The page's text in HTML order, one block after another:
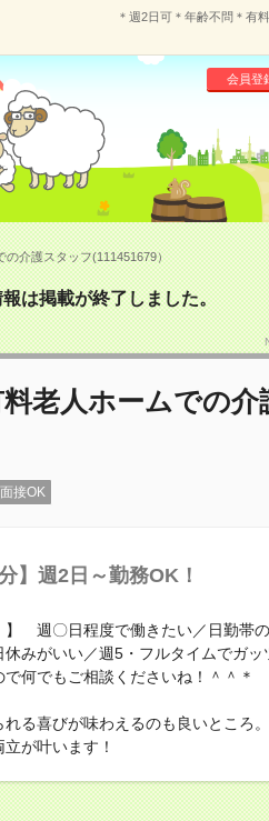
＊週2日可＊年齢不問＊有
会員登
の介護スタッフ(111451679）
は掲載が終了しました。
老人ホームでの介
接OK
】週2日～勤務OK！
】 週〇日程度で働きたい／日勤帯
みがいい／週5・フルタイムでガ
何でもご相談くださいね！＾＾＊
れる喜びが味わえるのも良いところ
が叶います！